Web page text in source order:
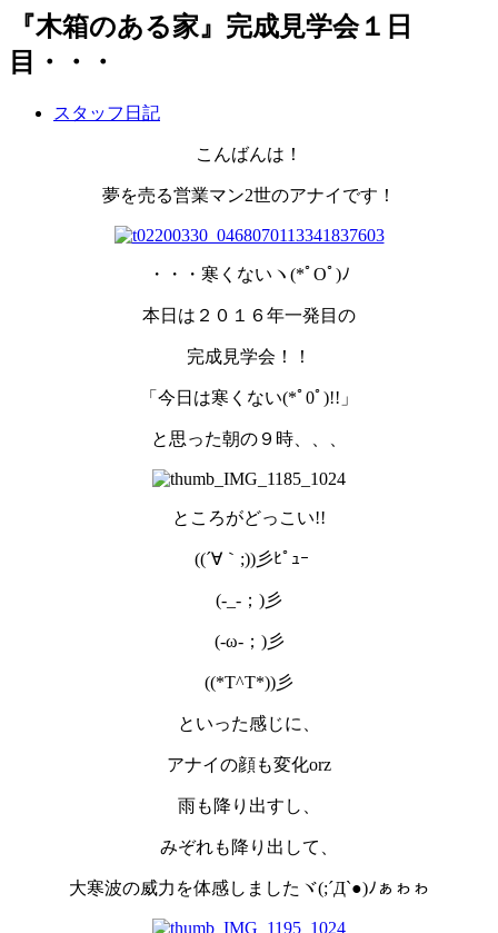
『木箱のある家』完成見学会１日
目・・・
スタッフ日記
こんばんは！
夢を売る営業マン2世のアナイです！
・・・寒くないヽ(*ﾟOﾟ)ﾉ
本日は２０１６年一発目の
完成見学会！！
「今日は寒くない(*ﾟ0ﾟ)!!」
と思った朝の９時、、、
ところがどっこい!!
((´∀｀;))彡ﾋﾟｭｰ
(-_-；)彡
(-ω-；)彡
((*T^T*))彡
といった感じに、
アナイの顔も変化orz
雨も降り出すし、
みぞれも降り出して、
大寒波の威力を体感しましたヾ(;´Д`●)ﾉぁゎゎ